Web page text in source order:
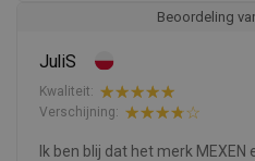
Beoordeling
JuliS
Kwaliteit:
Verschijning:
Ik ben blij dat het merk MEXEN